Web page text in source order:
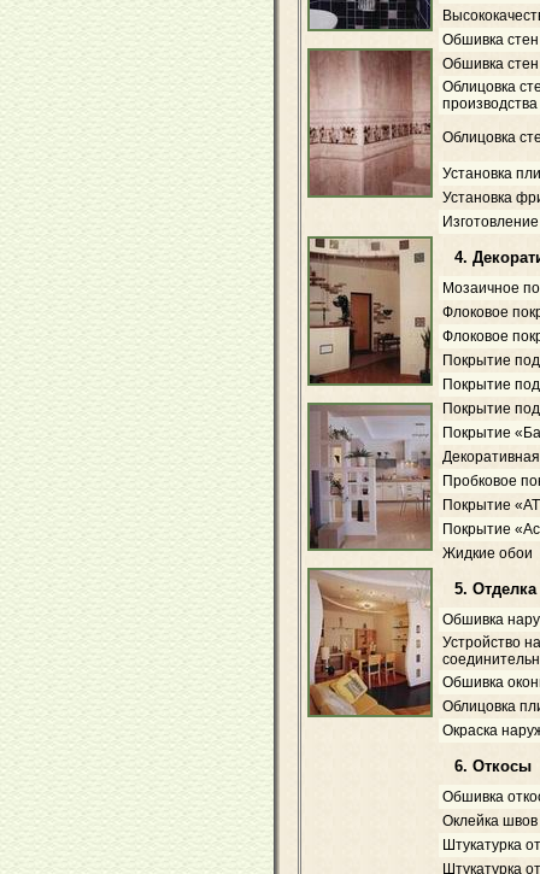
Обшивка
Обшивка стен
Облицовка
Облицовка
Установка
Установка
4.
Мозаичное
Флоковое
Флоковое
Покрытие
Покрытие
Покрытие
Покрытие
Пробковое
Покрытие
Покрытие
Жидкие обои
5.
Обшивка
Устройство
Обшивка
Облицовка
Окраска
6. Откосы
Обшивка
Оклейка
Штукатурка
Штукатурка